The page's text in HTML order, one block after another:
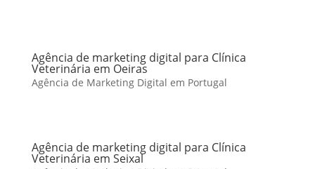
Agência de marketing digital para Clínica
Veterinária em Oeiras
Agência de Marketing Digital em Portugal
Agência de marketing digital para Clínica
Veterinária em Seixal